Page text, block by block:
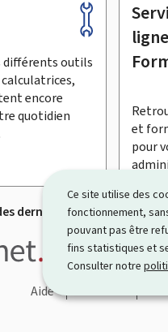
Ce site utilise des
fonctionnement,
pouvant pas être
fins statistiques et
Consulter notre
différents outils
encore
quotidien
et
pour
dernières actualités de
Guichet.lu est le
démarches ainsi
Aide